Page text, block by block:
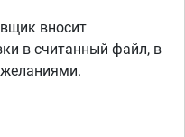
вносит
в считанный файл, в